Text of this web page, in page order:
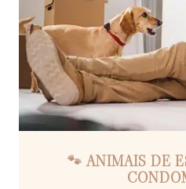
🐾 ANIMAIS DE